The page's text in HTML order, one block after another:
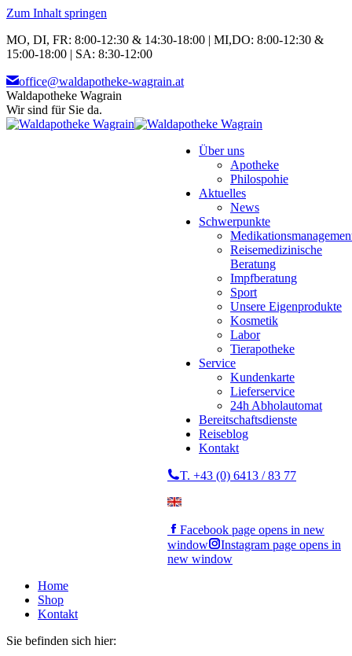
Zum Inhalt springen
MO, DI, FR: 8:00-12:30 & 14:30-18:00 | MI,DO: 8:00-12:30 &
15:00-18:00 | SA: 8:30-12:00
office@waldapotheke-wagrain.at
Waldapotheke Wagrain
Wir sind für Sie da.
Über uns
Apotheke
Philospohie
Aktuelles
News
Schwerpunkte
Reisemedizinische
Beratung
Impfberatung
Sport
Unsere Eigenprodukte
Kosmetik
Labor
Tierapotheke
Service
Kundenkarte
Lieferservice
24h Abholautomat
Bereitschaftsdienste
Reiseblog
Kontakt
T. +43 (0) 6413 / 83 77
Facebook page opens in new
window
Instagram page opens in
new window
Home
Shop
Kontakt
Sie befinden sich hier: